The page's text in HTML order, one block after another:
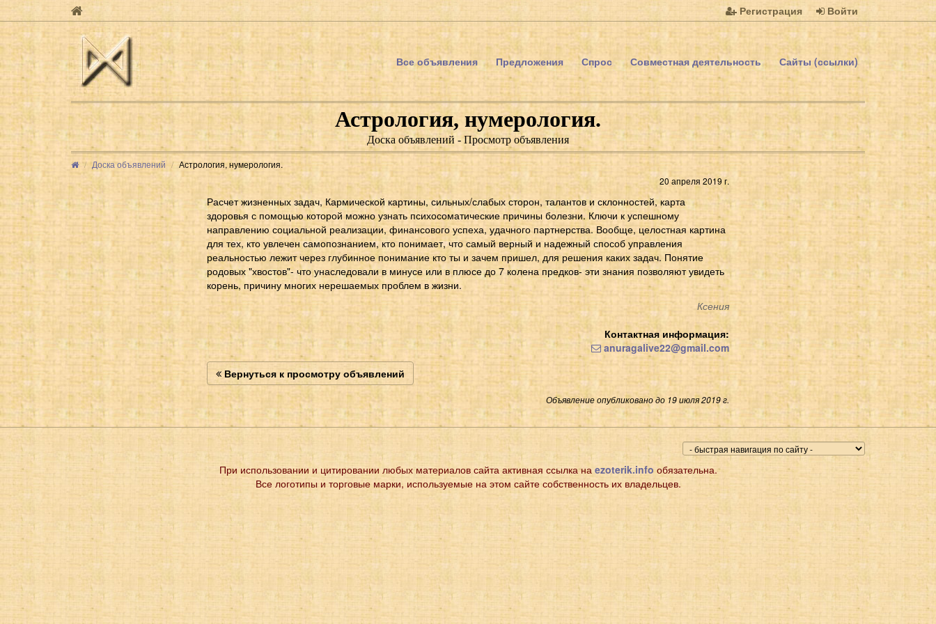
Регистрация Войти
Все объявления Предложения Спрос Совместная деятельность Сайты (ссылки)
Астрология, нумерология.
Доска объявлений - Просмотр объявления
Доска объявлений
Астрология, нумерология.
20 апреля 2019 г.
Расчет жизненных задач, Кармической картины, сильных/слабых сторон, талантов и склонностей, карта
здоровья с помощью которой можно узнать психосоматические причины болезни. Ключи к успешному
направлению социальной реализации, финансового успеха, удачного партнерства. Вообще, целостная картина
для тех, кто увлечен самопознанием, кто понимает, что самый верный и надежный способ управления
реальностью лежит через глубинное понимание кто ты и зачем пришел, для решения каких задач. Понятие
родовых "хвостов"- что унаследовали в минусе или в плюсе до 7 колена предков- эти знания позволяют увидеть
корень, причину многих нерешаемых проблем в жизни.
Ксения
Контактная информация:
anuragalive22@gmail.com
Вернуться к просмотру объявлений
Объявление опубликовано до 19 июля 2019 г.
При использовании и цитировании любых материалов сайта активная ссылка на ezoterik.infoобязательна.
Все логотипы и торговые марки, используемые на этом сайте собственность их владельцев.